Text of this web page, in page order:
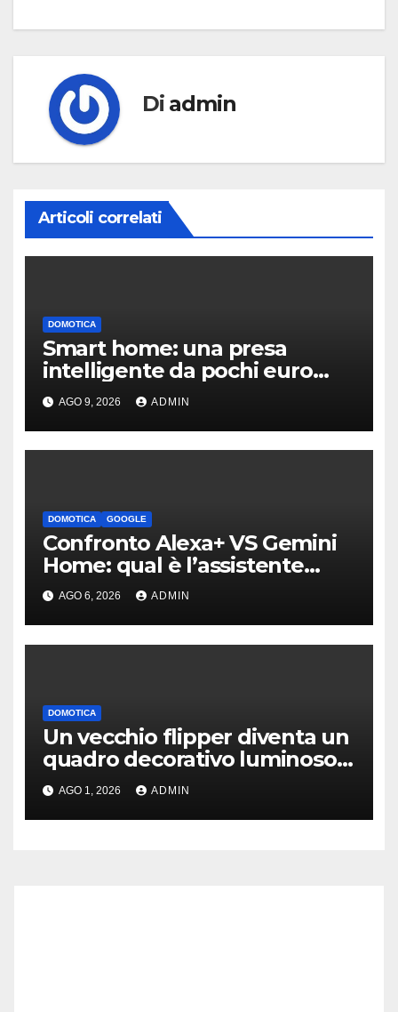
Di admin
Articoli correlati
DOMOTICA
Smart home: una presa
intelligente da pochi euro
può fare la differenza
AGO 9, 2026 ADMIN
DOMOTICA GOOGLE
Confronto Alexa+ VS Gemini
Home: qual è l’assistente
migliore | Video
AGO 6, 2026 ADMIN
DOMOTICA
Un vecchio flipper diventa un
quadro decorativo luminoso e
smart
AGO 1, 2026 ADMIN